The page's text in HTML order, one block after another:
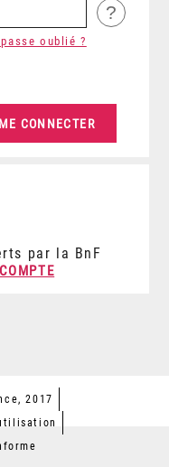
?
oublié ?
par la BnF
2017